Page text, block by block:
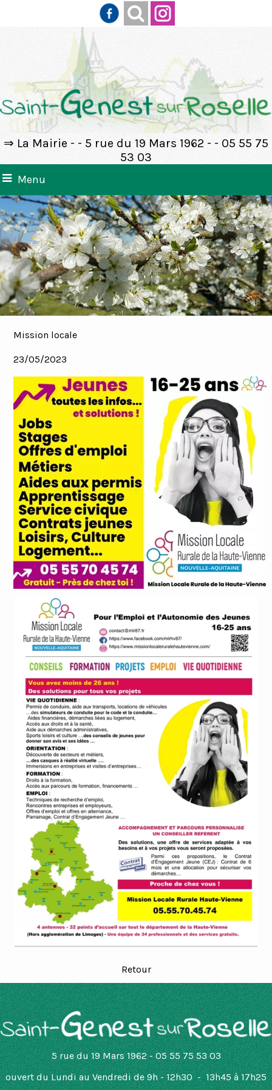
⇒ La Mairie - - 5 rue du 19 Mars 1962 - - 05 55 75
53 03
Menu
Mission locale
23/05/2023
Retour
5 rue du 19 Mars 1962 - 05 55 75 53 03
ouvertdu Lundi au Vendredi de 9h - 12h30 - 13h45 à 17h25